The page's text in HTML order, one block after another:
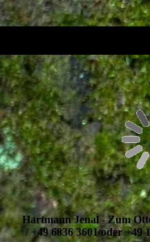
Hartmann Jenal - Zum
/ +49 6836 3601 oder +49